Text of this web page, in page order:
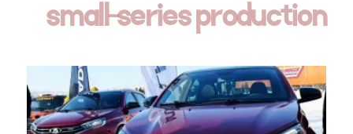
small-series production